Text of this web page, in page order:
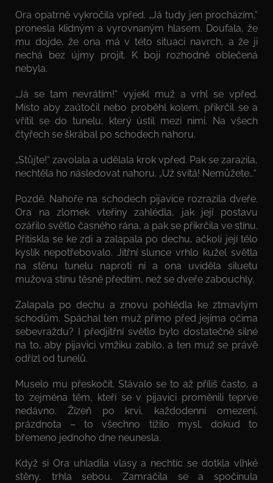
Ora opatrně vykročila vpřed. „Já tudy jen procházím,“
pronesla klidným a vyrovnaným hlasem. Doufala, že
mu dojde, že ona má v této situaci navrch, a že ji
nechá bez újmy projít. K boji rozhodně oblečená
nebyla.
„Já se tam nevrátím!“ vyjekl muž a vrhl se vpřed.
Místo aby zaútočil nebo proběhl kolem, přikrčil se a
vřítil se do tunelu, který ústil mezi nimi. Na všech
čtyřech se škrábal po schodech nahoru.
„Stůjte!“ zavolala a udělala krok vpřed. Pak se zarazila,
nechtěla ho následovat nahoru. „Už svítá! Nemůžete…“
Pozdě. Nahoře na schodech pijavice rozrazila dveře.
Ora na zlomek vteřiny zahlédla, jak její postavu
ozářilo světlo časného rána, a pak se přikrčila ve stínu.
Přitiskla se ke zdi a zalapala po dechu, ačkoli její tělo
kyslík nepotřebovalo. Jitřní slunce vrhlo kužel světla
na stěnu tunelu naproti ní a ona uviděla siluetu
mužova stínu těsně předtím, než se dveře zabouchly.
Zalapala po dechu a znovu pohlédla ke ztmavlým
schodům. Spáchal ten muž přímo před jejíma očima
sebevraždu? I předjitřní světlo bylo dostatečně silné
na to, aby pijavici vmžiku zabilo, a ten muž se právě
odřízl od tunelů.
Muselo mu přeskočit. Stávalo se to až příliš často, a
to zejména těm, kteří se v pijavici proměnili teprve
nedávno. Žízeň po krvi, každodenní omezení,
prázdnota – to všechno tížilo mysl, dokud to
břemeno jednoho dne neunesla.
Když si Ora uhladila vlasy a nechtíc se dotkla vlhké
stěny, trhla sebou. Zamračila se a spočinula